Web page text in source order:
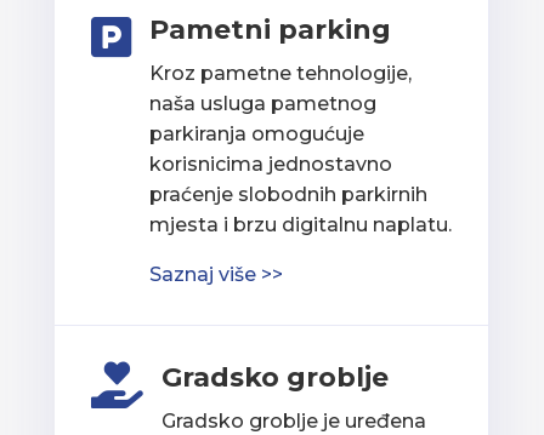
 Pametni parking
Kroz pametne tehnologije,
naša usluga pametnog
parkiranja omogućuje
korisnicima jednostavno
praćenje slobodnih parkirnih
mjesta i brzu digitalnu naplatu.
Saznaj više >>
 Gradsko groblje
Gradsko groblje je uređena